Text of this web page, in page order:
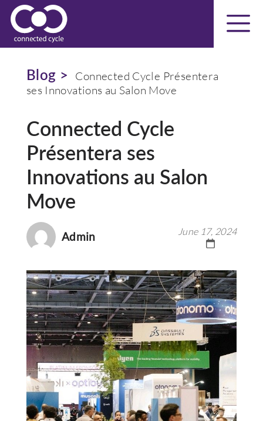
Blog >
Connected Cycle Présentera
ses Innovations au Salon Move
Connected Cycle
Présentera ses
Innovations au Salon
Move
Admin June 17, 2024